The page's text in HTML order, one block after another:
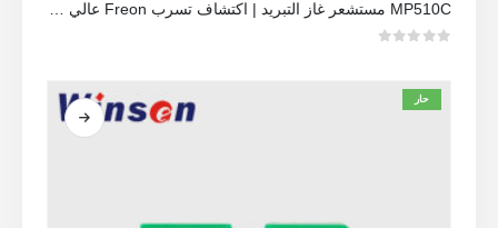
MP510C مستشعر غاز التبريد | اكتشاف تسرب Freon عالي الحساسية لـ R32 ، R134A ، R410A ، R290
حار